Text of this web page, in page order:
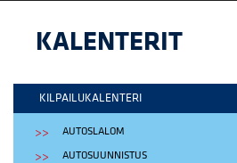
KALENTERIT
KILPAILUKALENTERI
AUTOSLALOM
AUTOSUUNNISTUS